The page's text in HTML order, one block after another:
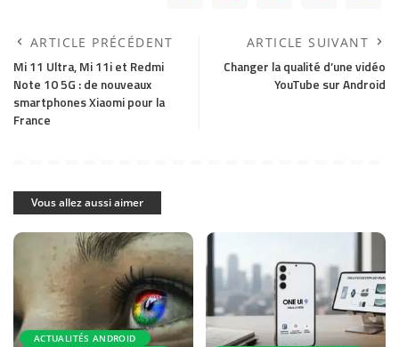
ARTICLE PRÉCÉDENT
Mi 11 Ultra, Mi 11i et Redmi
Note 10 5G : de nouveaux
smartphones Xiaomi pour la
France
ARTICLE SUIVANT
Changer la qualité d’une vidéo
YouTube sur Android
Vous allez aussi aimer
ACTUALITÉS ANDROID